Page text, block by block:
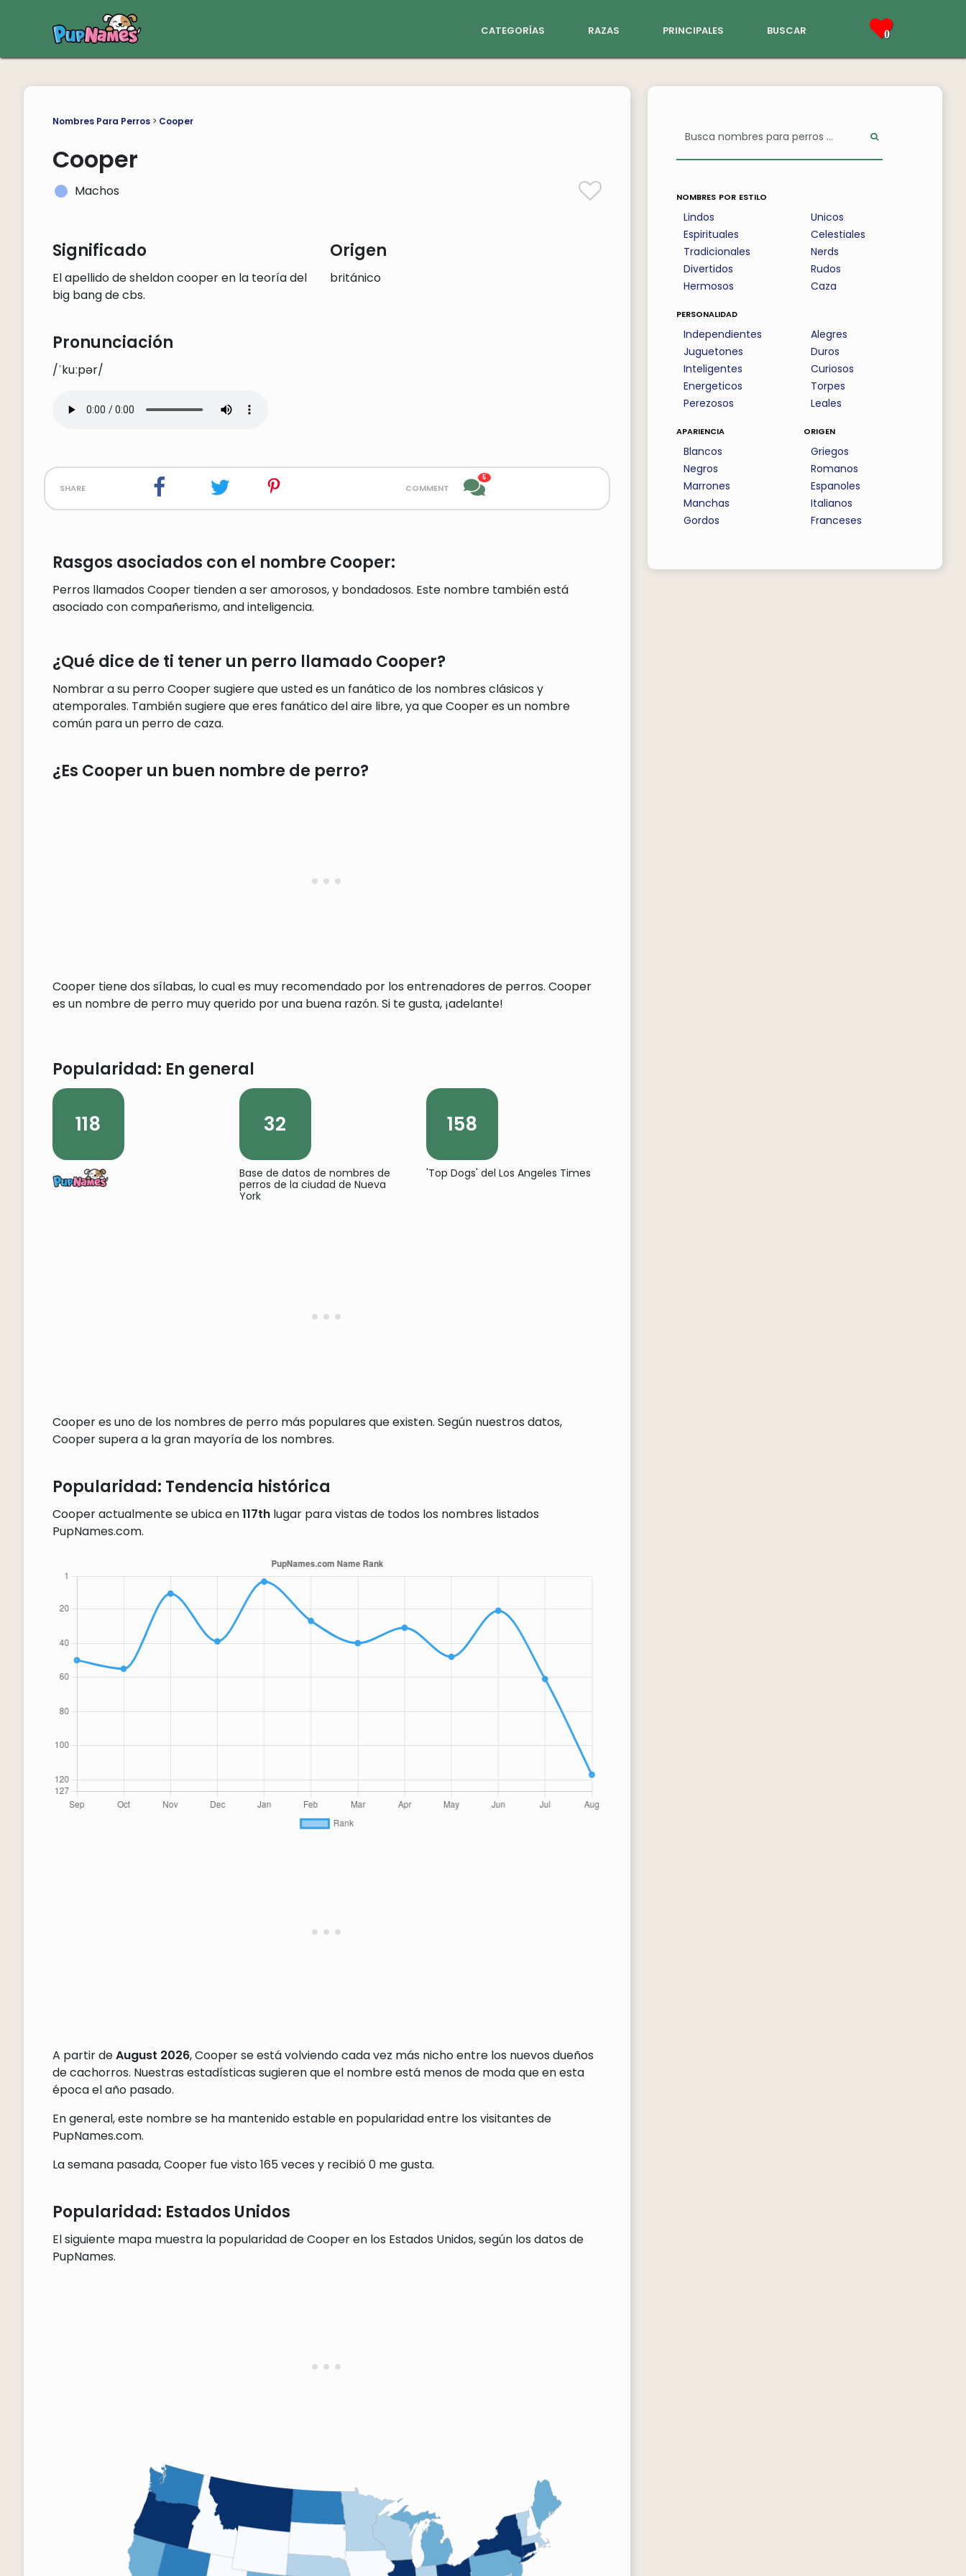
categorías razas principales buscar 0
Nombres Para Perros> Cooper
Cooper
Machos
Significado
El apellido de sheldon cooper en la teoría del
big bang de cbs.
Origen
británico
Pronunciación
/ˈkuːpər/
share comment
5
Rasgos asociados con el nombre Cooper:
Perros llamados Cooper tienden a ser amorosos, y bondadosos. Este nombre también está
asociado con compañerismo, and inteligencia.
¿Qué dice de ti tener un perro llamado Cooper?
Nombrar a su perro Cooper sugiere que usted es un fanático de los nombres clásicos y
atemporales. También sugiere que eres fanático del aire libre, ya que Cooper es un nombre
común para un perro de caza.
¿Es Cooper un buen nombre de perro?
Cooper tiene dos sílabas, lo cual es muy recomendado por los entrenadores de perros. Cooper
es un nombre de perro muy querido por una buena razón. Si te gusta, ¡adelante!
Popularidad: En general
118 32
Base de datos de nombres de
perros de la ciudad de Nueva
York
158
'Top Dogs' del Los Angeles Times
Cooper es uno de los nombres de perro más populares que existen. Según nuestros datos,
Cooper supera a la gran mayoría de los nombres.
Popularidad: Tendencia histórica
Cooper actualmente se ubica en117thlugar para vistas de todos los nombres listados
PupNames.com.
A partir deAugust 2026, Cooper se está volviendo cada vez más nicho entre los nuevos dueños
de cachorros. Nuestras estadísticas sugieren que el nombre está menos de moda que en esta
época el año pasado.
En general, este nombre se ha mantenido estable en popularidad entre los visitantes de
PupNames.com.
La semana pasada, Cooper fue visto 165 veces y recibió 0 me gusta.
Popularidad: Estados Unidos
El siguiente mapa muestra la popularidad de Cooper en los Estados Unidos, según los datos de
PupNames.
nombres por estilo
Lindos
Espirituales
Tradicionales
Divertidos
Hermosos
Unicos
Celestiales
Nerds
Rudos
Caza
personalidad
Independientes
Juguetones
Inteligentes
Energeticos
Perezosos
Alegres
Duros
Curiosos
Torpes
Leales
apariencia
Blancos
Negros
Marrones
Manchas
Gordos
origen
Griegos
Romanos
Espanoles
Italianos
Franceses